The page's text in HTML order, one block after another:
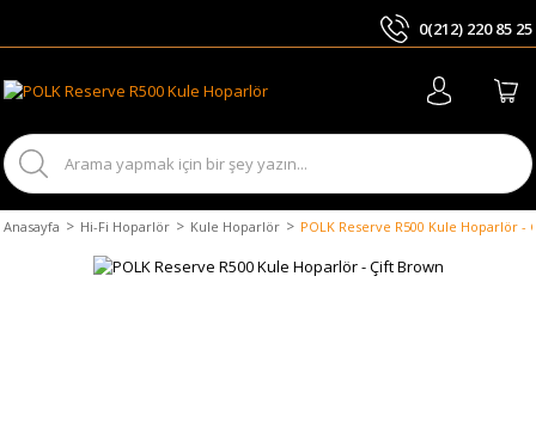
0(212) 220 85 25
Anasayfa Hi-Fi Hoparlör Kule Hoparlör POLK Reserve R500 Kule Hoparlör -